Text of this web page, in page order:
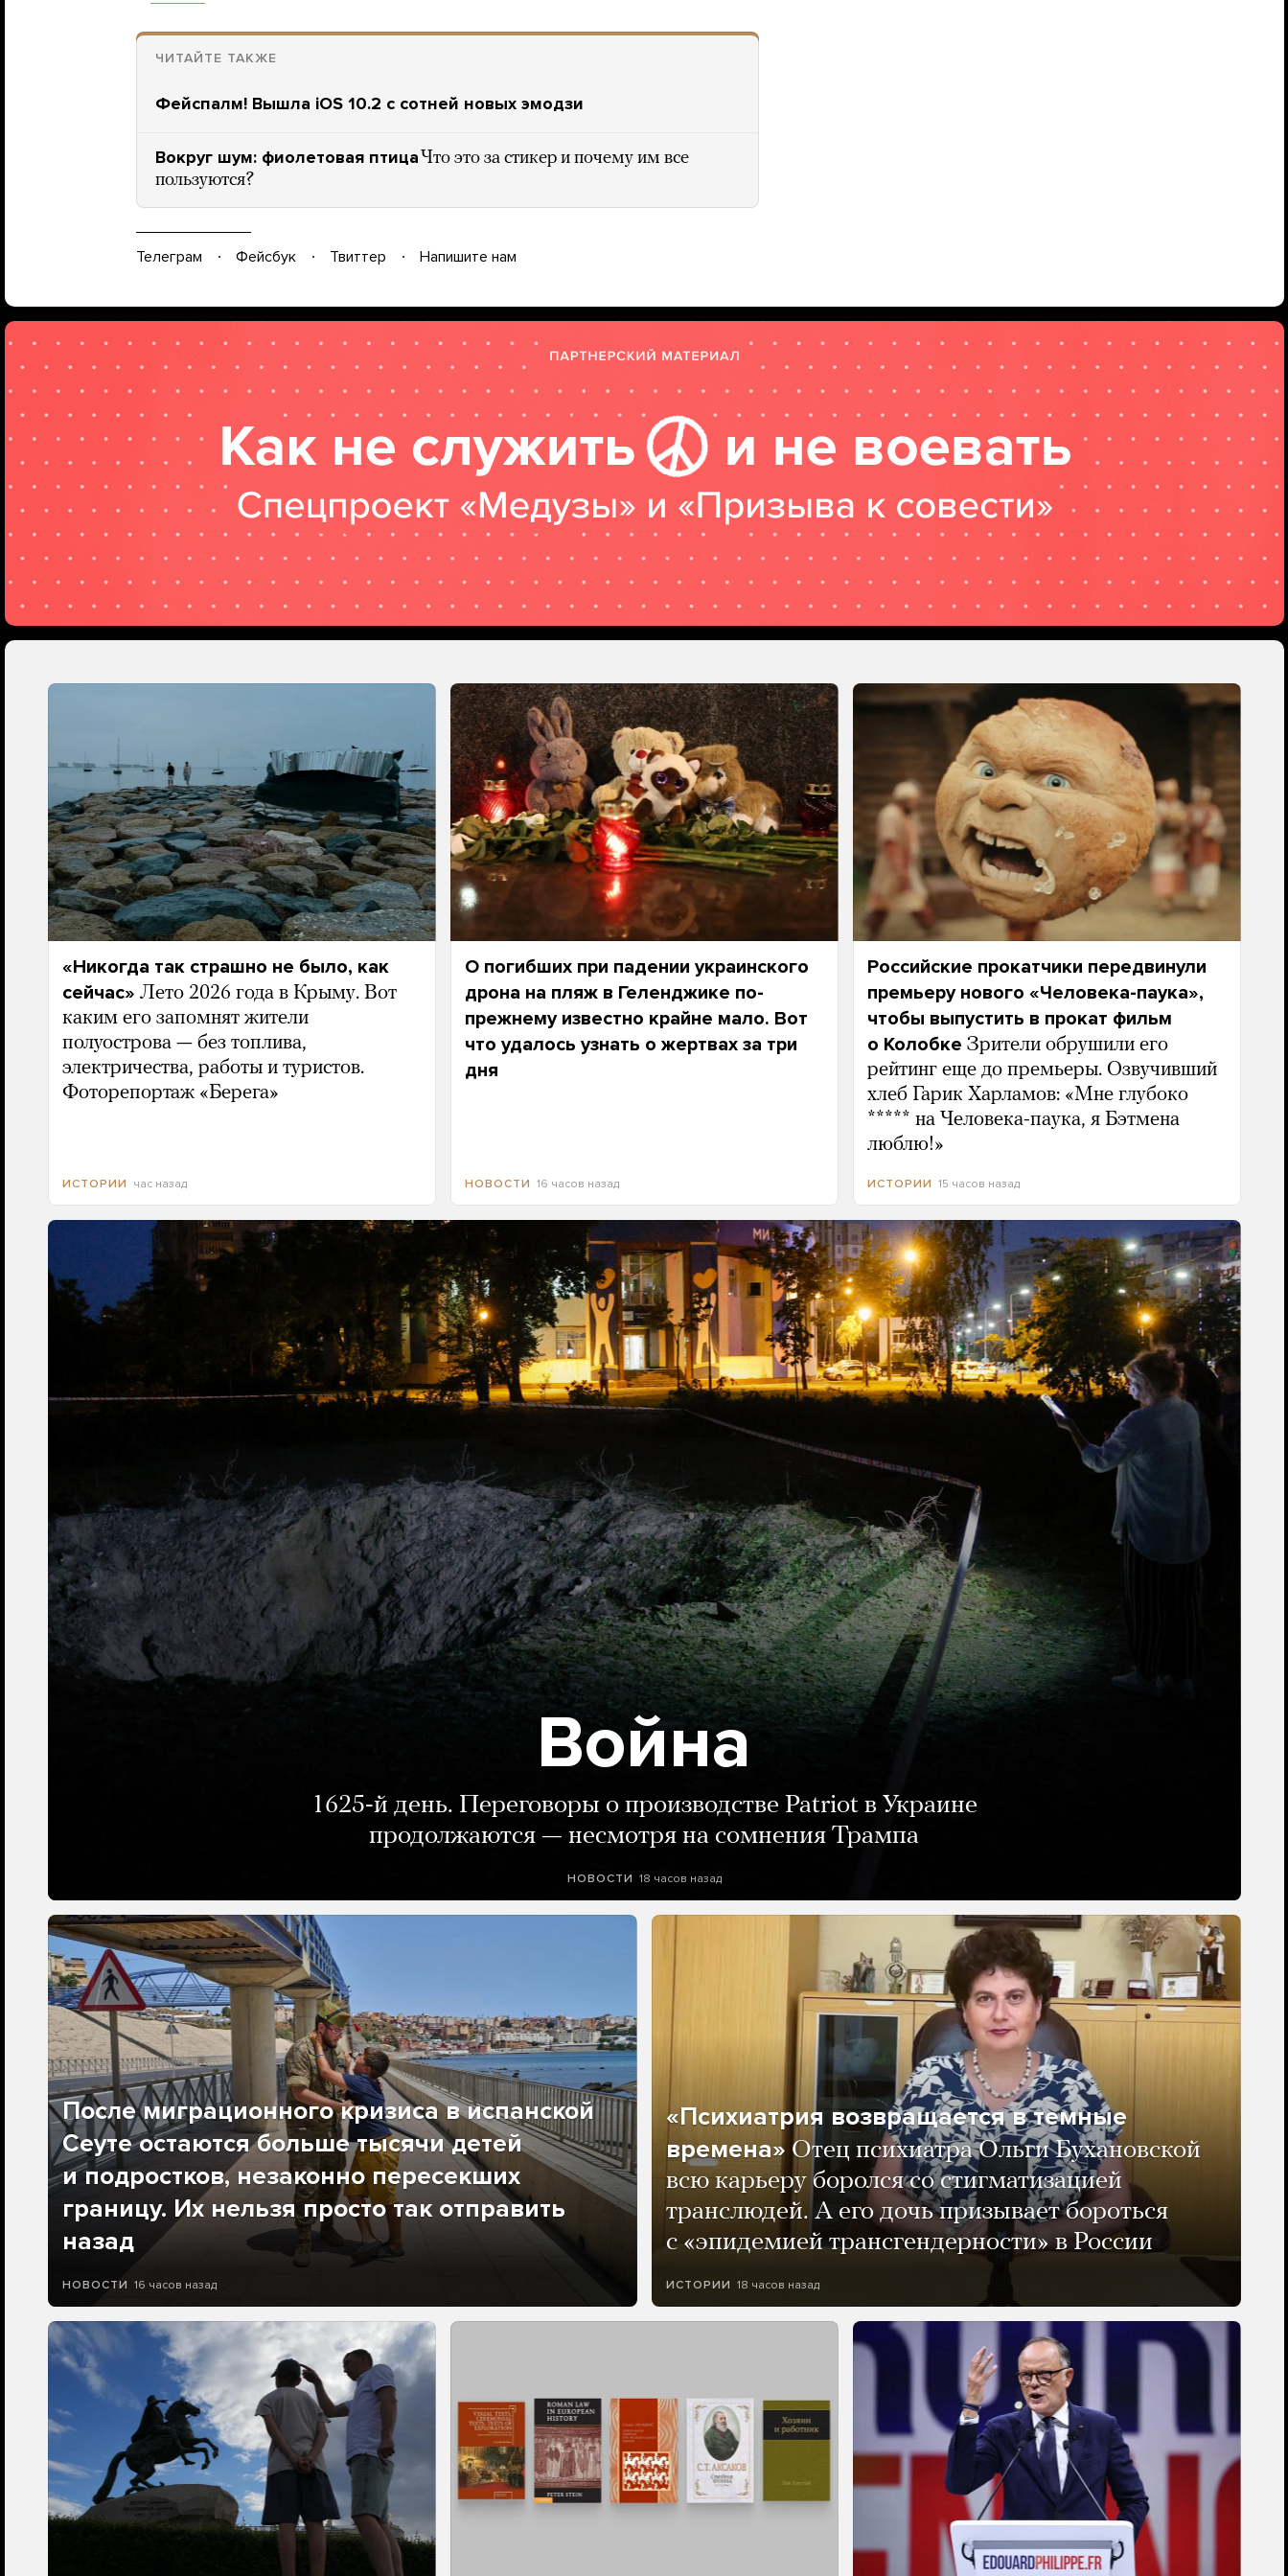
ЧИТАЙТЕ ТАКЖЕ
Фейспалм! Вышла iOS 10.2 с сотней новых эмодзи
Вокруг шум: фиолетовая птица Что это за стикер и почему им все
пользуются?
Телеграм Фейсбук Твиттер Напишите нам
«Никогда так страшно не было, как
сейчас» Лето 2026 года в Крыму. Вот
каким его запомнят жители
полуострова — без топлива,
электричества, работы и туристов.
Фоторепортаж «Берега»
ИСТОРИИ час назад
О погибших при падении украинского
дрона на пляж в Геленджике по-
прежнему известно крайне мало. Вот
что удалось узнать о жертвах за три
дня
НОВОСТИ 16 часов назад
Российские прокатчики передвинули
премьеру нового «Человека-паука»,
чтобы выпустить в прокат фильм
о Колобке Зрители обрушили его
рейтинг еще до премьеры. Озвучивший
хлеб Гарик Харламов: «Мне глубоко
***** на Человека-паука, я Бэтмена
люблю!»
ИСТОРИИ 15 часов назад
Война
1625-й день. Переговоры о производстве Patriot в Украине
продолжаются — несмотря на сомнения Трампа
НОВОСТИ 18 часов назад
После миграционного кризиса в испанской
Сеуте остаются больше тысячи детей
и подростков, незаконно пересекших
границу. Их нельзя просто так отправить
назад
НОВОСТИ 16 часов назад
«Психиатрия возвращается в темные
времена» Отец психиатра Ольги Бухановской
всю карьеру боролся со стигматизацией
транслюдей. А его дочь призывает бороться
с «эпидемией трансгендерности» в России
ИСТОРИИ 18 часов назад